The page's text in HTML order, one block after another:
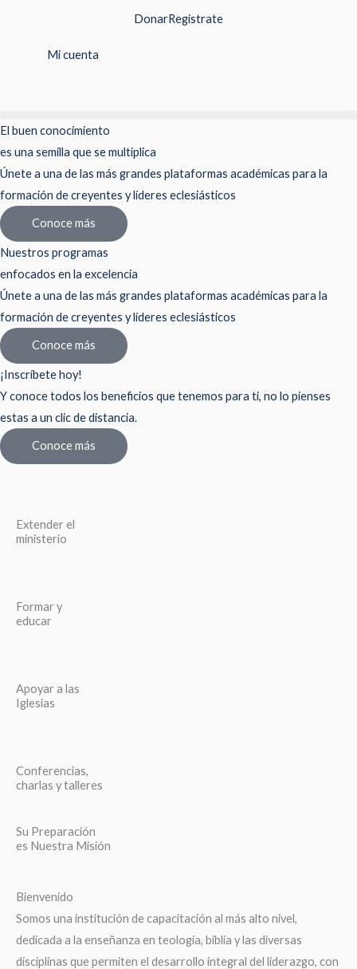
contenido
DonarRegistrate
Mi cuenta
El buen conocimiento
es una semilla que se multiplica
Únete a una de las más grandes plataformas académicas para la
formación de creyentes y líderes eclesiásticos
Conoce más
Nuestros programas
enfocados en la excelencia
Únete a una de las más grandes plataformas académicas para la
formación de creyentes y líderes eclesiásticos
Conoce más
¡Inscríbete hoy!
Y conoce todos los beneficios que tenemos para ti, no lo pienses
estas a un clic de distancia.
Conoce más
Extender el
ministerio
Formar y
educar
Apoyar a las
Iglesias
Conferencias,
charlas y talleres
Su Preparación
es Nuestra Misión
Bienvenido
Somos una institución de capacitación al más alto nivel,
dedicada a la enseñanza en teología, biblia y las diversas
disciplinas que permiten el desarrollo integral del liderazgo, con